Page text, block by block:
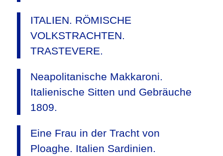
ITALIEN. RÖMISCHE
VOLKSTRACHTEN.
TRASTEVERE.
Neapolitanische Makkaroni.
Italienische Sitten und Gebräuche
1809.
Eine Frau in der Tracht von
Ploaghe. Italien Sardinien.